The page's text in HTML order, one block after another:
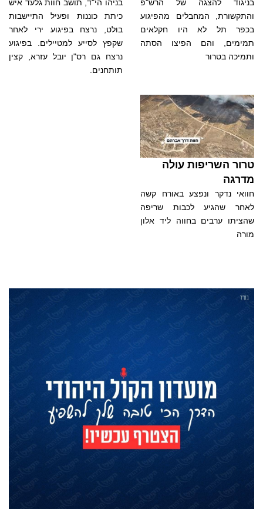
בניגוד להצגה של הרש"פ
והתקשורת, המחבלים מהפיגוע
בכפר תל לא היו חקלאים
תמימים, והם הפיצו הסתה
ותמיכה בטרור
בניהו הי"ד, תושב חוות גלעד איש
כיתת כוננות ופעיל התיישבות
בולט, נרצח בפיגוע ירי לאחר
שקפץ לסייע למטיילים. בפיגוע
נרצח גם רס"ן יובל עזרא, קצין
תותחנים.
טרור השריפות עולה
מדרגה
חוואי נדקר ונפצע באורח קשה
לאחר שהגיע לכבות שריפה
שהציתו ערבים בחווה ליד אלון
מורה